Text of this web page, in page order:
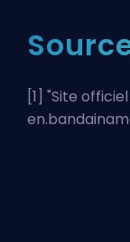
[1] "Site